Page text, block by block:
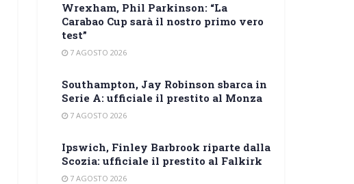
Wrexham, Phil Parkinson: “La
Carabao Cup sarà il nostro primo vero
test”
7 AGOSTO 2026
Southampton, Jay Robinson sbarca in
Serie A: ufficiale il prestito al Monza
7 AGOSTO 2026
Ipswich, Finley Barbrook riparte dalla
Scozia: ufficiale il prestito al Falkirk
7 AGOSTO 2026